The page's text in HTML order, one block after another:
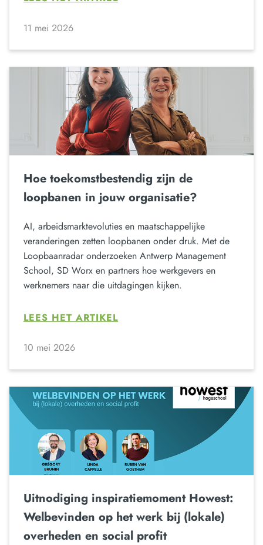
11 mei 2026
Hoe toekomstbestendig zijn de
loopbanen in jouw organisatie?
AI, arbeidsmarktevoluties en maatschappelijke
veranderingen zetten loopbanen onder druk. Met de
Loopbaanradar onderzoeken Antwerp Management
School, SD Worx en partners hoe werkgevers en
werknemers naar die uitdagingen kijken.
LEES HET ARTIKEL
10 mei 2026
Uitnodiging inspiratiemoment Howest:
Welbevinden op het werk bij (lokale)
overheden en social profit